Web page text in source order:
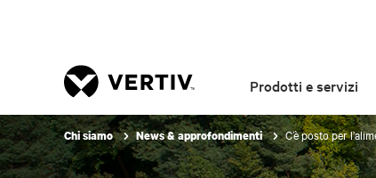
Prodotti e servizi
Chi siamo News & approfondimenti C’è posto per